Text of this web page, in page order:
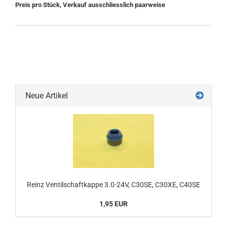
Preis pro Stück, Verkauf ausschliesslich paarweise
Neue Artikel
Reinz Ventilschaftkappe 3.0-24V, C30SE, C30XE, C40SE
1,95 EUR